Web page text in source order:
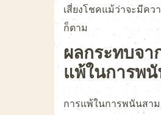
เสี่ยงโชคแม้ว่าจะมีคว
ก็ตาม
ผลกระทบจา
แพ้ในการพ
การแพ้ในการพนันสา